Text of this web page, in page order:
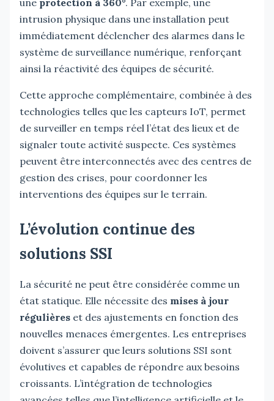
intrusion physique dans une installation peut
immédiatement déclencher des alarmes dans le
système de surveillance numérique, renforçant
ainsi la réactivité des équipes de sécurité.
Cette approche complémentaire, combinée à des
technologies telles que les capteurs IoT, permet
de surveiller en temps réel l’état des lieux et de
signaler toute activité suspecte. Ces systèmes
peuvent être interconnectés avec des centres de
gestion des crises, pour coordonner les
interventions des équipes sur le terrain.
L’évolution continue des
solutions SSI
La sécurité ne peut être considérée comme un
état statique. Elle nécessite des mises à jour
régulières et des ajustements en fonction des
nouvelles menaces émergentes. Les entreprises
doivent s’assurer que leurs solutions SSI sont
évolutives et capables de répondre aux besoins
croissants. L’intégration de technologies